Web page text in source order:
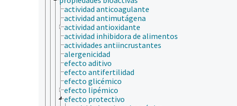
actividad anticoagulante
actividad antimutágena
actividad antioxidante
actividad inhibidora de alimentos
actividades antiincrustantes
alergenicidad
efecto aditivo
efecto antifertilidad
efecto glicémico
efecto lipémico
efecto protectivo